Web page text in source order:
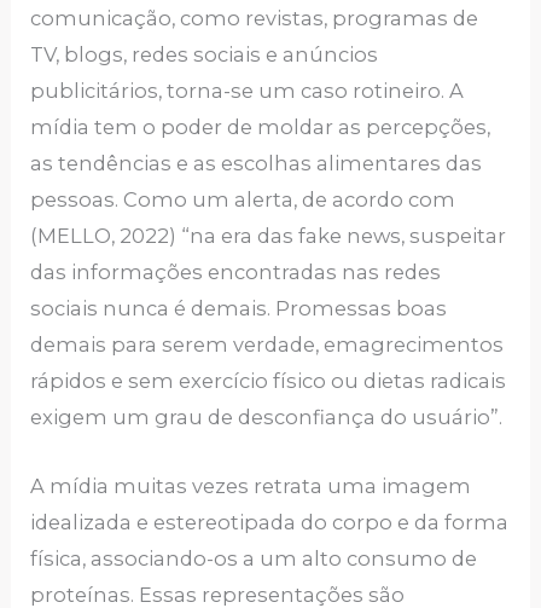
comunicação, como revistas, programas de
TV, blogs, redes sociais e anúncios
publicitários, torna-se um caso rotineiro. A
mídia tem o poder de moldar as percepções,
as tendências e as escolhas alimentares das
pessoas. Como um alerta, de acordo com
(MELLO, 2022) “na era das fake news, suspeitar
das informações encontradas nas redes
sociais nunca é demais. Promessas boas
demais para serem verdade, emagrecimentos
rápidos e sem exercício físico ou dietas radicais
exigem um grau de desconfiança do usuário”.
A mídia muitas vezes retrata uma imagem
idealizada e estereotipada do corpo e da forma
física, associando-os a um alto consumo de
proteínas. Essas representações são